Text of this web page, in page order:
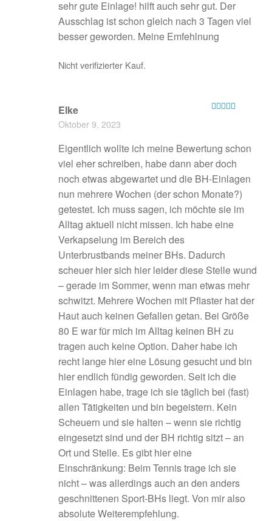
sehr gute Einlage! hilft auch sehr gut. Der
Ausschlag ist schon gleich nach 3 Tagen viel
besser geworden. Meine Emfehlnung
Nicht verifizierter Kauf.
Elke
Oktober 9, 2023
Eigentlich wollte ich meine Bewertung schon
viel eher schreiben, habe dann aber doch
noch etwas abgewartet und die BH-Einlagen
nun mehrere Wochen (der schon Monate?)
getestet. Ich muss sagen, ich möchte sie im
Alltag aktuell nicht missen. Ich habe eine
Verkapselung im Bereich des
Unterbrustbands meiner BHs. Dadurch
scheuer hier sich hier leider diese Stelle wund
– gerade im Sommer, wenn man etwas mehr
schwitzt. Mehrere Wochen mit Pflaster hat der
Haut auch keinen Gefallen getan. Bei Größe
80 E war für mich im Alltag keinen BH zu
tragen auch keine Option. Daher habe ich
recht lange hier eine Lösung gesucht und bin
hier endlich fündig geworden. Seit ich die
Einlagen habe, trage ich sie täglich bei (fast)
allen Tätigkeiten und bin begeistern. Kein
Scheuern und sie halten – wenn sie richtig
eingesetzt sind und der BH richtig sitzt – an
Ort und Stelle. Es gibt hier eine
Einschränkung: Beim Tennis trage ich sie
nicht – was allerdings auch an den anders
geschnittenen Sport-BHs liegt. Von mir also
absolute Weiterempfehlung.